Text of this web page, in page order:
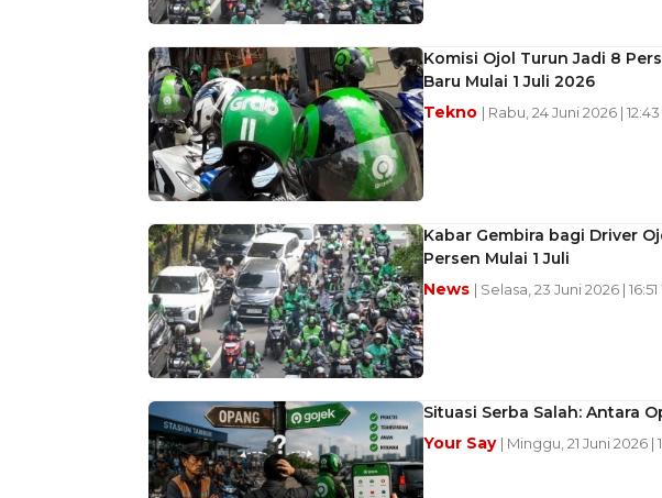
Komisi Ojol Turun Jadi 8
Baru Mulai 1 Juli 2026
Tekno | Rabu, 24 Juni 2026 |
Kabar Gembira bagi Driver
Persen Mulai 1 Juli
News | Selasa, 23 Juni 2026 |
Situasi Serba Salah: Antara
Your Say | Minggu, 21 Juni 2026 |